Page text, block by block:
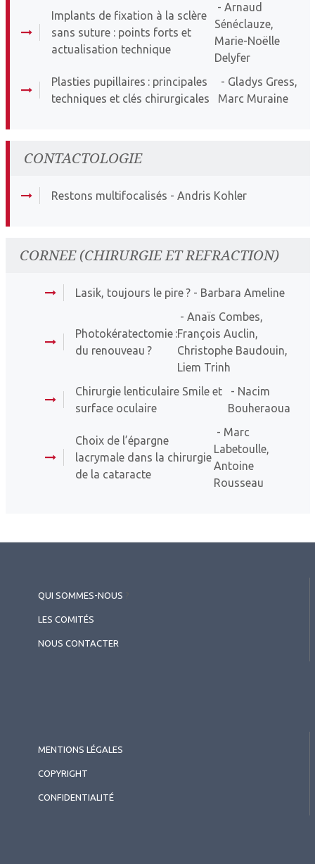
Implants de fixation à la sclère
sans suture : points forts et
actualisation technique
- Arnaud
Sénéclauze,
Marie-Noëlle
Delyfer
Plasties pupillaires : principales
techniques et clés chirurgicales
- Gladys Gress,
Marc Muraine
CONTACTOLOGIE
Restons multifocalisés - Andris Kohler
CORNEE (CHIRURGIE ET REFRACTION)
Lasik, toujours le pire ?- Barbara Ameline
Photokératectomie :
du renouveau ?
- Anaïs Combes,
François Auclin,
Christophe Baudouin,
Liem Trinh
Chirurgie lenticulaire Smile et
surface oculaire
- Nacim
Bouheraoua
Choix de l’épargne
lacrymale dans la chirurgie
de la cataracte
- Marc
Labetoulle,
Antoine
Rousseau
QUI SOMMES-NOUS
LES COMITÉS
NOUS CONTACTER
MENTIONS LÉGALES
COPYRIGHT
CONFIDENTIALITÉ